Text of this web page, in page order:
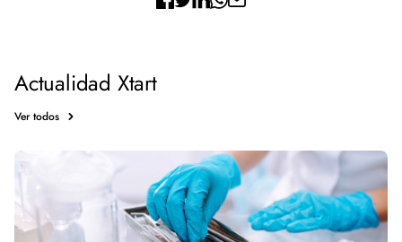
Actualidad Xtart
Ver todos